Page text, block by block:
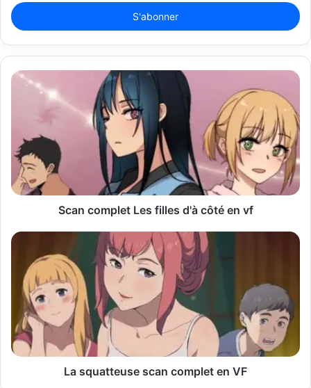
r
z
o
d
e
s
E
Scan complet Les filles d'à côté en vf
La squatteuse scan complet en VF